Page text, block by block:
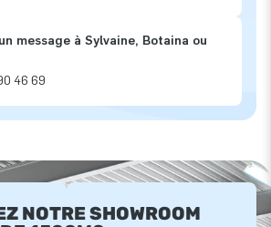
message à Sylvaine, Botaina ou
46 69
NOTRE SHOWROOM